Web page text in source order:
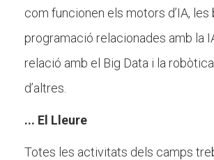
com funcionen els motors d’IA, les
programació relacionades amb la
relació amb el Big Data i la
d’altres.
... El Lleure
Totes les activitats dels camps